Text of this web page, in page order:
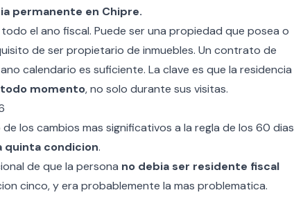
permanente en Chipre.
el ano fiscal. Puede ser una propiedad que posea o
de ser propietario de inmuebles. Un contrato de
calendario es suficiente. La clave es que la residencia
momento, no solo durante sus visitas.
los cambios mas significativos a la regla de los 60 dias
quinta condicion.
de que la persona no debia ser residente fiscal
cinco, y era probablemente la mas problematica.